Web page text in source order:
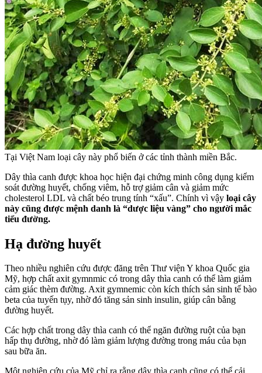
Tại Việt Nam loại cây này phổ biến ở các tỉnh thành miền Bắc.
Dây thìa canh được khoa học hiện đại chứng minh công dụng kiểm
soát đường huyết, chống viêm, hỗ trợ giảm cân và giảm mức
cholesterol LDL và chất béo trung tính “xấu”. Chính vì vậy loại cây
này cũng được mệnh danh là “dược liệu vàng” cho người mắc
tiểu đường.
Hạ đường huyết
Theo nhiều nghiên cứu được đăng trên Thư viện Y khoa Quốc gia
Mỹ, hợp chất axit gymnmic có trong dây thìa canh có thể làm giảm
cảm giác thèm đường. Axit gymnemic còn kích thích sản sinh tế bào
beta của tuyến tụy, nhờ đó tăng sản sinh insulin, giúp cân bằng
đường huyết.
Các hợp chất trong dây thìa canh có thể ngăn đường ruột của bạn
hấp thụ đường, nhờ đó làm giảm lượng đường trong máu của bạn
sau bữa ăn.